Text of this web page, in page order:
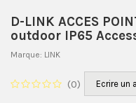
D-LINK ACCES
outdoor IP65
Marque: LINK
(0) Ecrire un